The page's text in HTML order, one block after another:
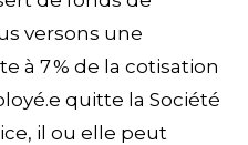
versons une
à 7 % de la cotisation
quitte la Société
il ou elle peut